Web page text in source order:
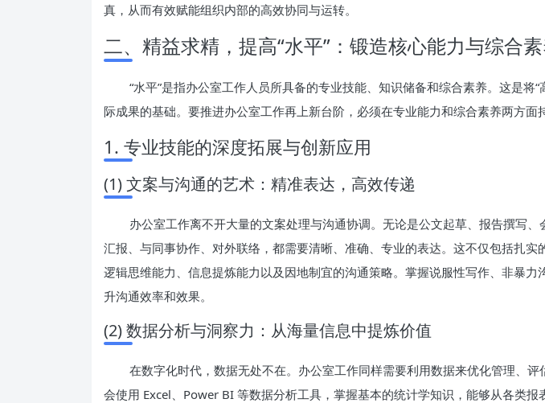
真，从而有效赋能组织内部的高效协同与运转。
二、精益求精，提高“水平”：锻造核心能力与综合
“水平”是指办公室工作人员所具备的专业技能、知识储备和综合素养。这是将“
际成果的基础。要推进办公室工作再上新台阶，必须在专业能力和综合素养两方面
1. 专业技能的深度拓展与创新应用
(1) 文案与沟通的艺术：精准表达，高效传递
办公室工作离不开大量的文案处理与沟通协调。无论是公文起草、报告撰写、
汇报、与同事协作、对外联络，都需要清晰、准确、专业的表达。这不仅包括扎实
逻辑思维能力、信息提炼能力以及因地制宜的沟通策略。掌握说服性写作、非暴力
升沟通效率和效果。
(2) 数据分析与洞察力：从海量信息中提炼价值
在数字化时代，数据无处不在。办公室工作同样需要利用数据来优化管理、评
会使用 Excel、Power BI 等数据分析工具，掌握基本的统计学知识，能够从各类报